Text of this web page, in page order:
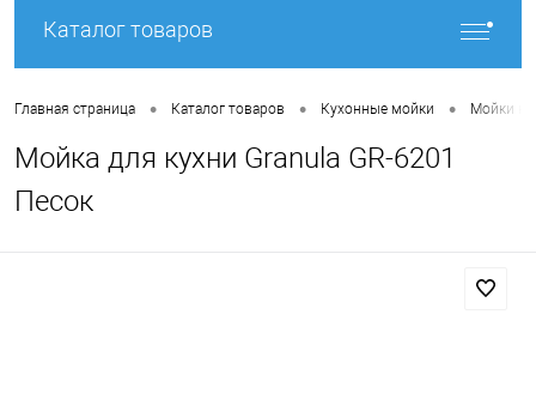
Каталог товаров
Главная страница • Каталог товаров • Кухонные мойки • Мойки на
Мойка для кухни Granula GR-6201
Песок